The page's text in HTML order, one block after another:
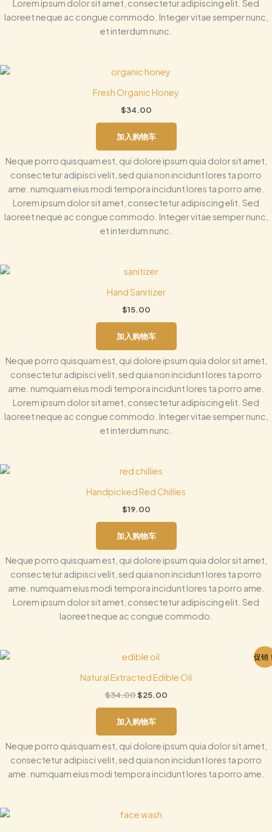
Lorem ipsum dolor sit amet, consectetur adipiscing elit. Sed
laoreet neque ac congue commodo. Integer vitae semper nunc,
et interdum nunc.
Fresh Organic Honey
$34.00
加入购物车
Neque porro quisquam est, qui dolore ipsum quia dolor sit amet,
consectetur adipisci velit, sed quia non incidunt lores ta porro
ame. numquam eius modi tempora incidunt lores ta porro ame.
Lorem ipsum dolor sit amet, consectetur adipiscing elit. Sed
laoreet neque ac congue commodo. Integer vitae semper nunc,
et interdum nunc.
Hand Sanitizer
$15.00
加入购物车
Neque porro quisquam est, qui dolore ipsum quia dolor sit amet,
consectetur adipisci velit, sed quia non incidunt lores ta porro
ame. numquam eius modi tempora incidunt lores ta porro ame.
Lorem ipsum dolor sit amet, consectetur adipiscing elit. Sed
laoreet neque ac congue commodo. Integer vitae semper nunc,
et interdum nunc.
Handpicked Red Chillies
$19.00
加入购物车
Neque porro quisquam est, qui dolore ipsum quia dolor sit amet,
consectetur adipisci velit, sed quia non incidunt lores ta porro
ame. numquam eius modi tempora incidunt lores ta porro ame.
Lorem ipsum dolor sit amet, consectetur adipiscing elit. Sed
laoreet neque ac congue commodo.
促销
Natural Extracted Edible Oil
$34.00
原
为：
$25.00
价
为：
$25.00。
加入购物车
Neque porro quisquam est, qui dolore ipsum quia dolor sit amet,
consectetur adipisci velit, sed quia non incidunt lores ta porro
ame. numquam eius modi tempora incidunt lores ta porro ame.